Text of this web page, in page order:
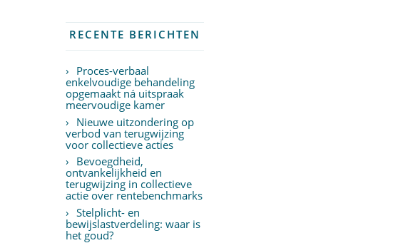
RECENTE BERICHTEN
Proces-verbaal
enkelvoudige behandeling
opgemaakt ná uitspraak
meervoudige kamer
Nieuwe uitzondering op
verbod van terugwijzing
voor collectieve acties
Bevoegdheid,
ontvankelijkheid en
terugwijzing in collectieve
actie over rentebenchmarks
Stelplicht- en
bewijslastverdeling: waar is
het goud?